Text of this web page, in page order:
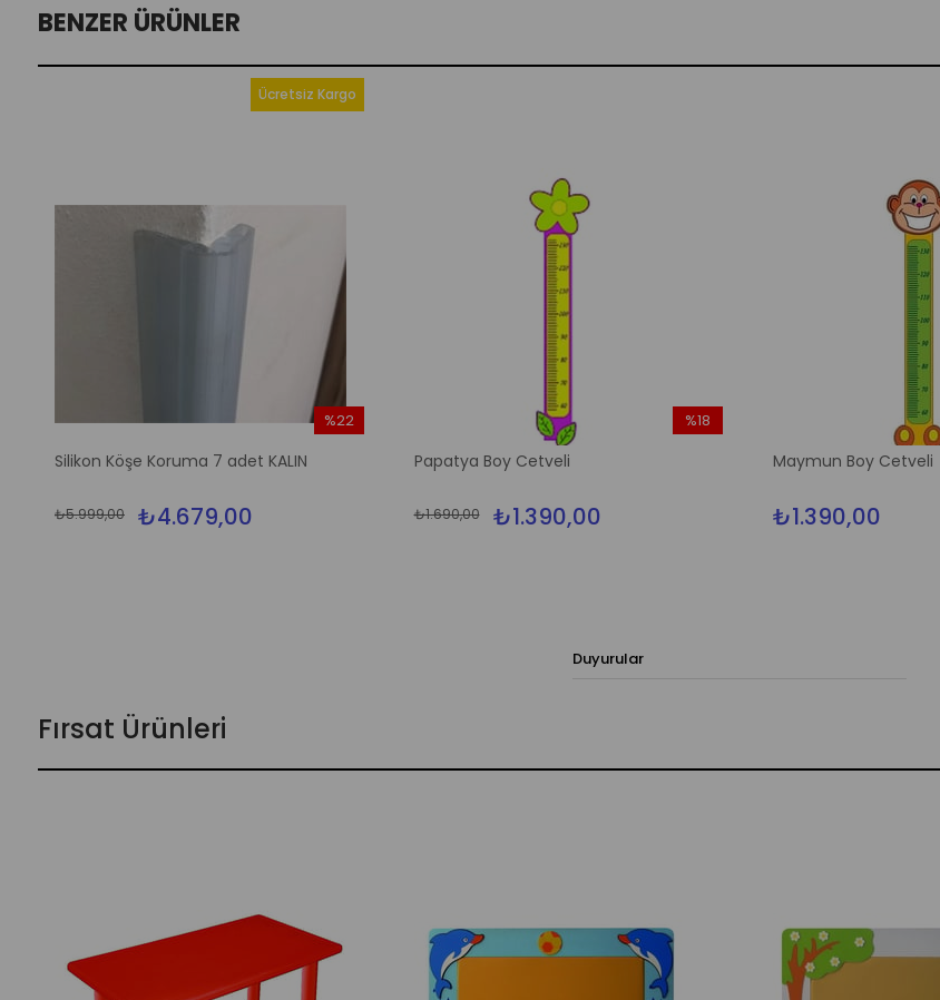
BENZER ÜRÜNLER
Silikon Köşe Koruma 7 adet KALIN
₺4.679,00
₺5.999,00
%22
Ücretsiz Kargo
Papatya Boy Cetveli
₺1.390,00
₺1.690,00
%18
Maymun Boy Cetveli
₺1.390,00
Duyurular
Fırsat Ürünleri